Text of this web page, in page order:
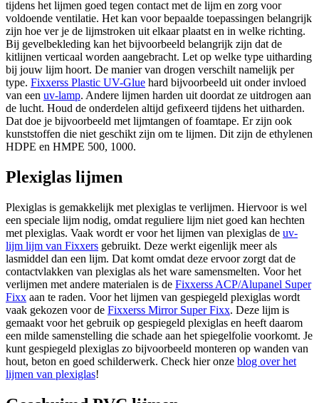
tijdens het lijmen goed tegen contact met de lijm en zorg voor
voldoende ventilatie. Het kan voor bepaalde toepassingen belangrijk
zijn hoe ver je de lijmstroken uit elkaar plaatst en in welke richting.
Bij gevelbekleding kan het bijvoorbeeld belangrijk zijn dat de
kitlijnen verticaal worden aangebracht. Let op welke type uitharding
bij jouw lijm hoort. De manier van drogen verschilt namelijk per
type. Fixxerss Plastic UV-Glue hard bijvoorbeeld uit onder invloed
van een uv-lamp. Andere lijmen harden uit doordat ze uitdrogen aan
de lucht. Houd de onderdelen altijd gefixeerd tijdens het uitharden.
Dat doe je bijvoorbeeld met lijmtangen of foamtape. Er zijn ook
kunststoffen die niet geschikt zijn om te lijmen. Dit zijn de ethylenen
HDPE en HMPE 500, 1000.
Plexiglas lijmen
Plexiglas is gemakkelijk met plexiglas te verlijmen. Hiervoor is wel
een speciale lijm nodig, omdat reguliere lijm niet goed kan hechten
met plexiglas. Vaak wordt er voor het lijmen van plexiglas de uv-
lijm lijm van Fixxers gebruikt. Deze werkt eigenlijk meer als
lasmiddel dan een lijm. Dat komt omdat deze ervoor zorgt dat de
contactvlakken van plexiglas als het ware samensmelten. Voor het
verlijmen met andere materialen is de Fixxerss ACP/Alupanel Super
Fixx aan te raden. Voor het lijmen van gespiegeld plexiglas wordt
vaak gekozen voor de Fixxerss Mirror Super Fixx. Deze lijm is
gemaakt voor het gebruik op gespiegeld plexiglas en heeft daarom
een milde samenstelling die schade aan het spiegelfolie voorkomt. Je
kunt gespiegeld plexiglas zo bijvoorbeeld monteren op wanden van
hout, beton en goed schilderwerk. Check hier onze blog over het
lijmen van plexiglas!